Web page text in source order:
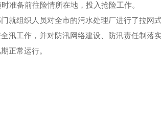
准备前往险情所在地，投入抢险工作。
组织人员对全市的污水处理厂进行了拉网
汛工作，并对防汛网络建设、防汛责任制落
正常运行。